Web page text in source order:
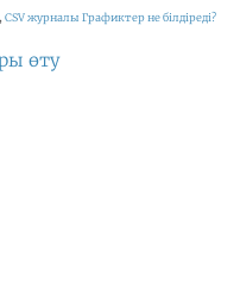
CSV журналы Графиктер не білдіреді?
өту